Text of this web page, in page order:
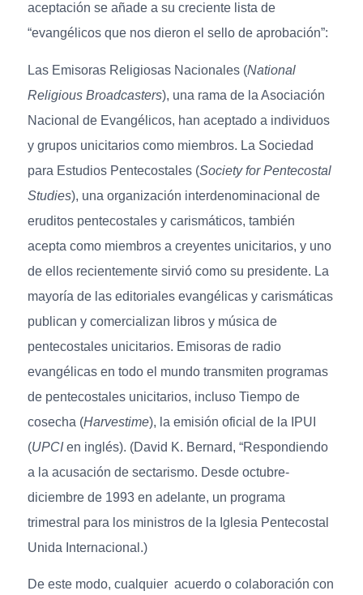
aceptación se añade a su creciente lista de
“evangélicos que nos dieron el sello de aprobación”:
Las Emisoras Religiosas Nacionales (National
Religious Broadcasters), una rama de la Asociación
Nacional de Evangélicos, han aceptado a individuos
y grupos unicitarios como miembros. La Sociedad
para Estudios Pentecostales (Society for Pentecostal
Studies), una organización interdenominacional de
eruditos pentecostales y carismáticos, también
acepta como miembros a creyentes unicitarios, y uno
de ellos recientemente sirvió como su presidente. La
mayoría de las editoriales evangélicas y carismáticas
publican y comercializan libros y música de
pentecostales unicitarios. Emisoras de radio
evangélicas en todo el mundo transmiten programas
de pentecostales unicitarios, incluso Tiempo de
cosecha (Harvestime), la emisión oficial de la IPUI
(UPCIen inglés). (David K. Bernard, “Respondiendo
a la acusación de sectarismo. Desde octubre-
diciembre de 1993 en adelante, un programa
trimestral para los ministros de la Iglesia Pentecostal
Unida Internacional.)
De este modo, cualquier acuerdo o colaboración con